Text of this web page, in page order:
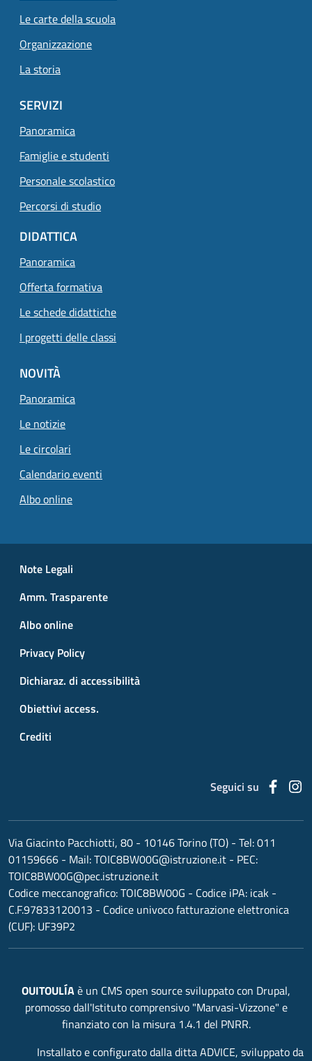
Le carte della scuola
Organizzazione
La storia
SERVIZI
Panoramica
Famiglie e studenti
Personale scolastico
Percorsi di studio
DIDATTICA
Panoramica
Offerta formativa
Le schede didattiche
I progetti delle classi
NOVITÀ
Panoramica
Le notizie
Le circolari
Calendario eventi
Albo online
Small prints
Note Legali
Amm. Trasparente
Albo online
Privacy Policy
Dichiaraz. di accessibilità
Obiettivi access.
Crediti
Seguici su
Via Giacinto Pacchiotti, 80 - 10146 Torino (TO) - Tel:011
01159666 - Mail:TOIC8BW00G@istruzione.it - PEC:
TOIC8BW00G@pec.istruzione.it
Codice meccanografico:TOIC8BW00G - Codice iPA: icak -
C.F.97833120013 - Codice univoco fatturazione elettronica
(CUF): UF39P2
OUITOULÍAè un CMS open source sviluppato con Drupal,
promosso dall'Istituto comprensivo "Marvasi-Vizzone" e
finanziato con la misura 1.4.1 del PNRR.
Installato e configurato dalla ditta ADVICE, sviluppato da